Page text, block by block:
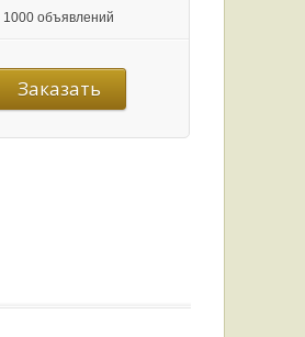
1000 объявлений
Заказать